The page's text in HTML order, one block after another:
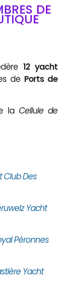
DE
12 yacht
de Ports de
la Cellule de
Club Des
Yacht
Péronnes
Yacht